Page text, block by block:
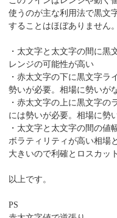
使うのが主な利用法で黒文
することはほぼありません。
・太文字と太文字の間に黒
レンジの可能性が高い
・赤太文字の下に黒文字ラ
勢いが必要。相場に勢いが
・赤太文字の上に黒文字の
には勢いが必要。相場に勢
・太文字と太文字の間の値
ボラティリティが高い相場
大きいので利確とロスカッ
以上です。
PS